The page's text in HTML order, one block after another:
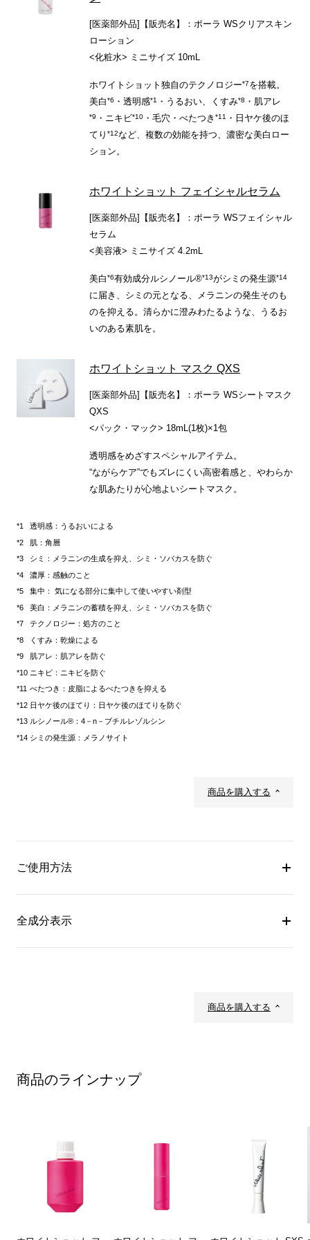
[医薬部外品]【販売名】：ポーラ WSクリアスキン
ローション
<化粧水> ミニサイズ 10mL
ホワイトショット独自のテクノロジー*7を搭載。
美白*6 ・透明感*1 ・うるおい、くすみ*8 ・肌アレ
*9 ・ニキビ*10 ・毛穴・べたつき*11
・日ヤケ後のほ
てり*12など、複数の効能を持つ、濃密な美白ロー
ション。
ホワイトショット フェイシャルセラム
[医薬部外品]【販売名】：ポーラ WSフェイシャル
セラム
<美容液> ミニサイズ 4.2mL
美白*6有効成分ルシノール®*13がシミの発生源*14
に届き、シミの元となる、メラニンの発生そのも
のを抑える。清らかに澄みわたるような、うるお
いのある素肌を。
ホワイトショット マスク QXS
[医薬部外品]【販売名】：ポーラ WSシートマスク
QXS
<パック・マック> 18mL(1枚)×1包
透明感をめざすスペシャルアイテム。
“ながらケア”でもズレにくい高密着感と、やわらか
な肌あたりが心地よいシートマスク。
透明感：うるおいによる
肌：角層
シミ：メラニンの生成を抑え、シミ・ソバカスを防ぐ
濃厚：感触のこと
集中： 気になる部分に集中して使いやすい剤型
美白：メラニンの蓄積を抑え、シミ・ソバカスを防ぐ
テクノロジー：処方のこと
くすみ：乾燥による
肌アレ：肌アレを防ぐ
ニキビ：ニキビを防ぐ
べたつき：皮脂によるべたつきを抑える
日ヤケ後のほてり：日ヤケ後のほてりを防ぐ
ルシノール®：4－n－ブチルレゾルシン
シミの発生源：メラノサイト
商品を購入する
ご使用方法
全成分表示
商品を購入する
商品のラインナップ